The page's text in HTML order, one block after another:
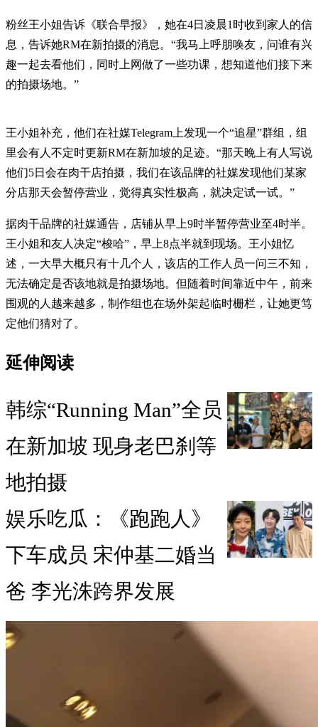
粉丝王小姐告诉《联合早报》，她在4日凌晨1时收到家人的信
息，告诉她RM在新拍摄的消息。“我马上呼朋唤友，问谁有兴
趣一起去看他们，同时上网做了一些功课，想知道他们接下来
的拍摄场地。”
王小姐补充，他们在社媒Telegram上发现一个“追星”群组，组
里会有人不定时更新RM在新加坡的足迹。“那天晚上有人写说
他们5日会在肉干店拍摄，我们在该品牌的社媒发现他们某家
分店那天会暂停营业，觉得真实性极高，就决定试一试。”
据肉干品牌的社媒通告，店铺从早上9时半暂停营业至4时半。
王小姐和友人决定“梭哈”，早上8点半就到现场。王小姐忆
述，一大早大概只有十几个人，该店的工作人员一问三不知，
无法确定是否该地就是拍摄场地。但随着时间靠近中午，前来
围观的人越来越多，制作组也在场外架起临时栅栏，让她更笃
定他们猜对了。
延伸阅读
韩综“Running Man”全员
在新加坡 现身老巴刹等
地拍摄
娱乐吃瓜：《跑跑人》
下车成员 宋仲基二婚当
爸 李光洙跨界发展